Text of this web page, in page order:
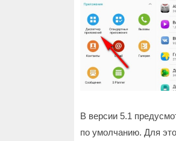
В версии 5.1
по умолчанию. Для